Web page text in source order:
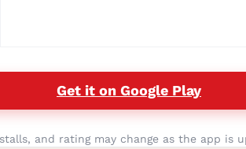
Get it on Google Play
and rating may change as the app is